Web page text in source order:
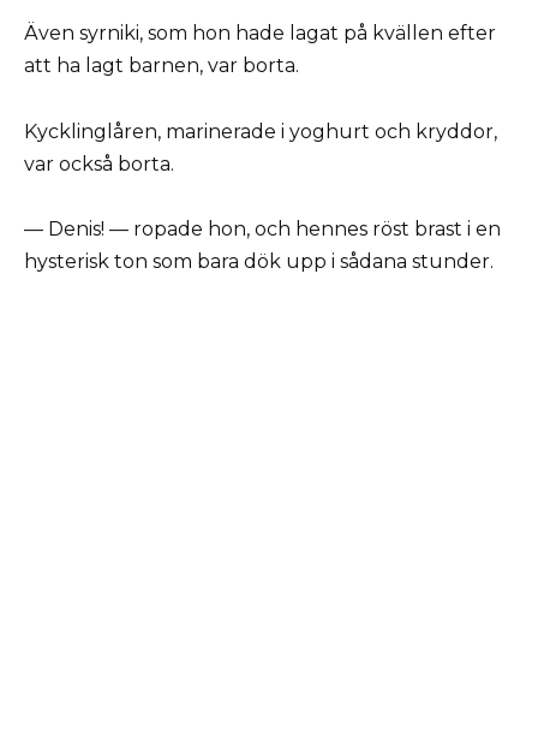
Även syrniki, som hon hade lagat på kvällen efter
att ha lagt barnen, var borta.
Kycklinglåren, marinerade i yoghurt och kryddor,
var också borta.
— Denis! — ropade hon, och hennes röst brast i en
hysterisk ton som bara dök upp i sådana stunder.